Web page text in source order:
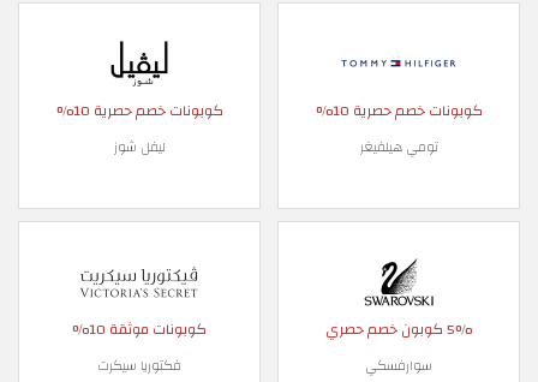
كوبونات خصم حصرية 10%
تومي هيلفيغر
كوبونات خصم حصرية 10%
ليفل شوز
5% كوبون خصم حصري
سوارفسكي
كوبونات موثقة 10%
فكتوريا سيكرت